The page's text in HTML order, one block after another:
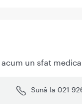
un sfat
Sună la 021